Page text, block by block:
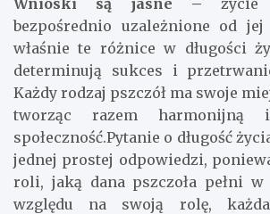
bezpośrednio uzależnione od
właśnie te różnice w długości
determinują sukces i
Każdy rodzaj pszczół ma swoje
tworząc razem harmonijną
społeczność.Pytanie o długość
jednej prostej odpowiedzi,
roli, jaką dana pszczoła pełni w
względu na swoją rolę,